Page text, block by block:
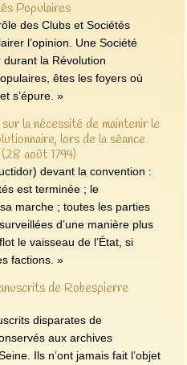
Populaires
des Clubs et Sociétés
l’opinion. Une Société
la Révolution
êtes les foyers où
s’épure. »
la nécessité de maintenir le
lors de la séance
août 1794)
devant la convention :
est terminée ; le
marche ; toutes les parties
d’une manière plus
le vaisseau de l’État, si
factions. »
de Robespierre
disparates de
aux archives
Ils n’ont jamais fait l’objet